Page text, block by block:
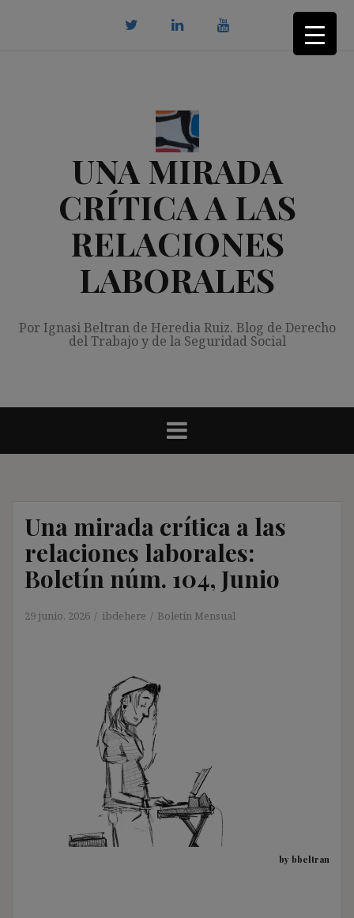
UNA MIRADA
CRÍTICA A LAS
RELACIONES
LABORALES
Por Ignasi Beltran de Heredia Ruiz. Blog de Derecho
del Trabajo y de la Seguridad Social
Una mirada crítica a las
relaciones laborales:
Boletín núm. 104, Junio
29 junio, 2026 ibdehere Boletín Mensual
by bbeltran